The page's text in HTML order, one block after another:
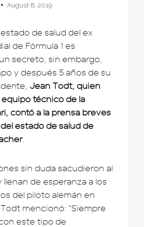
August 8, 2019
de salud del ex
de Fórmula 1 es
secreto, sin embargo,
y después 5 años de su
Jean Todt, quien
técnico de la
contó a la prensa breves
estado de salud de
.
sin duda sacudieron al
de esperanza a los
del piloto alemán en
mencionó: “Siempre
este tipo de